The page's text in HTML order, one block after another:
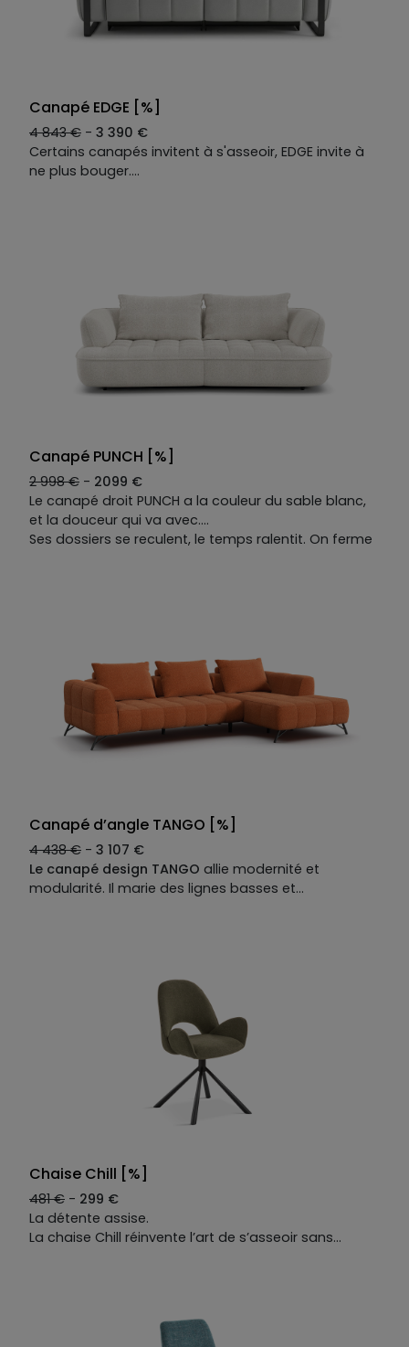
Canapé EDGE [%]
4 843 € - 3 390 €
Certains canapés invitent à s'asseoir, EDGE invite à
ne plus bouger.
Le canapé droit 3 places EDGE se décline selon vos
envies : tissus, coloris, dimensions. Une seule
constante : le confort sans égal.
Canapé PUNCH [%]
2 998 € - 2099 €
Le canapé droit PUNCH a la couleur du sable blanc,
et la douceur qui va avec.
Ses dossiers se reculent, le temps ralentit. On ferme
Canapé d’angle TANGO [%]
4 438 € - 3 107 €
Le canapé design TANGO allie modernité et
modularité. Il marie des lignes basses et
modules (banquette, assises, chaise longue, pouf,
angles …) leurs dimensions, matières, coloris et
autres options pour créer un canapé design qui
correspond parfaitement à votre style, à votre
espace et à vos envies. Le TANGO est conçu pour
offrir un confort optimal tout en apportant une
touche sophistiquée à votre intérieur : découvrez et
composez votre canapé design !
Chaise Chill [%]
481 € - 299 €
La détente assise.
La chaise Chill réinvente l’art de s’asseoir sans
Son design s’inspire des formes iconiques des
années 50 — entre Swan Chair et Beetle Chair —